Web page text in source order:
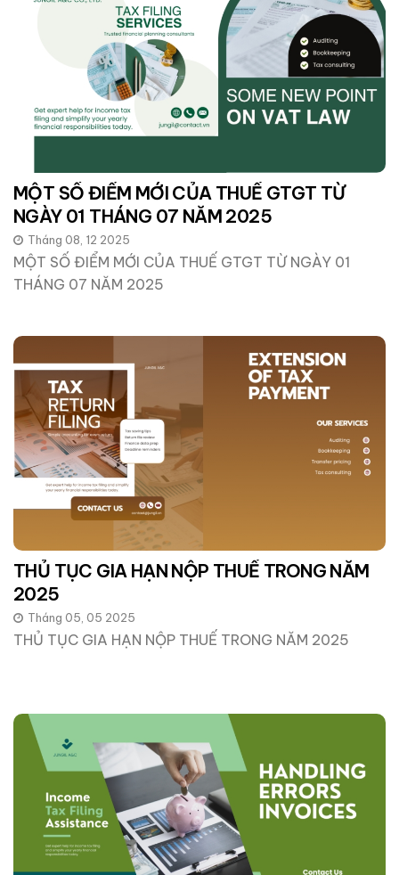
MỘT SỐ ĐIỂM MỚI CỦA THUẾ GTGT TỪ
NGÀY 01 THÁNG 07 NĂM 2025
Tháng 08, 12 2025
MỘT SỐ ĐIỂM MỚI CỦA THUẾ GTGT TỪ NGÀY 01
THÁNG 07 NĂM 2025
THỦ TỤC GIA HẠN NỘP THUẾ TRONG NĂM
2025
Tháng 05, 05 2025
THỦ TỤC GIA HẠN NỘP THUẾ TRONG NĂM 2025